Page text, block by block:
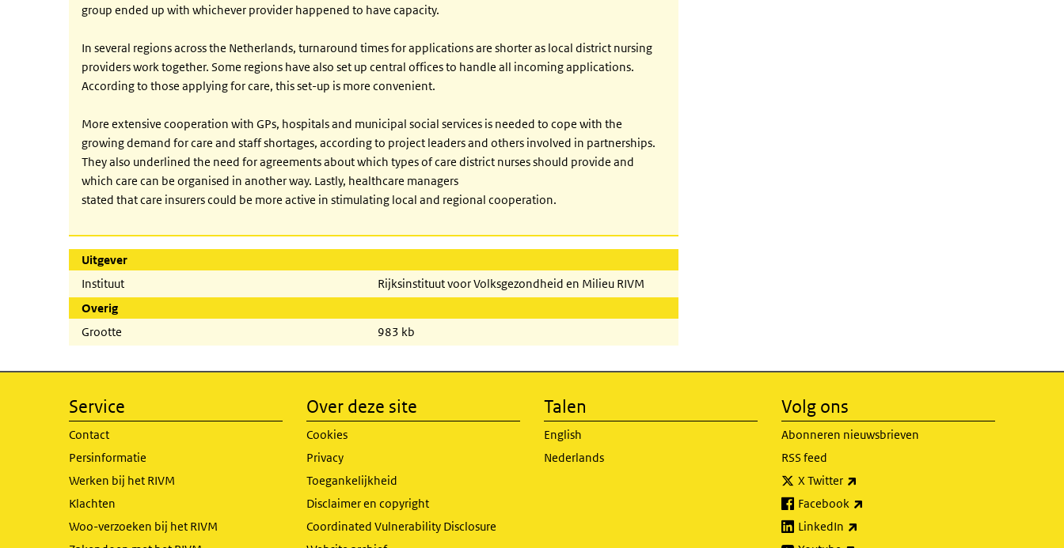
group ended up with whichever provider happened to have capacity.
In several regions across the Netherlands, turnaround times for applications are shorter as local district nursing
providers work together. Some regions have also set up central offices to handle all incoming applications.
According to those applying for care, this set-up is more convenient.
More extensive cooperation with GPs, hospitals and municipal social services is needed to cope with the
growing demand for care and staff shortages, according to project leaders and others involved in partnerships.
They also underlined the need for agreements about which types of care district nurses should provide and
which care can be organised in another way. Lastly, healthcare managers
stated that care insurers could be more active in stimulating local and regional cooperation.
Uitgever
Instituut
Rijksinstituut voor Volksgezondheid en Milieu RIVM
Overig
Grootte
983 kb
Service
Contact
Persinformatie
Werken bij het RIVM
Klachten
Woo-verzoeken bij het RIVM
Over deze site
Cookies
Privacy
Toegankelijkheid
Disclaimer en copyright
Coordinated Vulnerability Disclosure
Talen
English
Nederlands
Volg ons
Abonneren nieuwsbrieven
RSS feed
X Twitter
Facebook
LinkedIn